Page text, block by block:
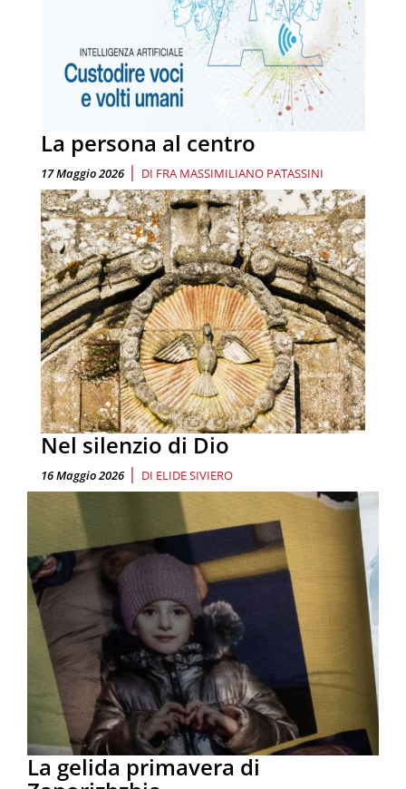
La persona al centro
17 Maggio 2026 | DI FRA MASSIMILIANO PATASSINI
Nel silenzio di Dio
16 Maggio 2026 | DI ELIDE SIVIERO
La gelida primavera di